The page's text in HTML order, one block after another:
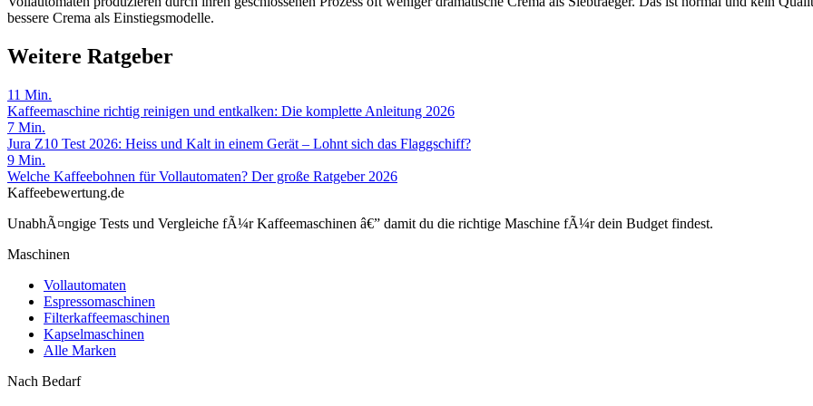
bessere Crema als Einstiegsmodelle.
Weitere Ratgeber
11 Min.
Kaffeemaschine richtig reinigen und entkalken: Die komplette Anleitung 2026
7 Min.
Jura Z10 Test 2026: Heiss und Kalt in einem Gerät – Lohnt sich das Flaggschiff?
9 Min.
Welche Kaffeebohnen für Vollautomaten? Der große Ratgeber 2026
Kaffeebewertung.de
UnabhÃ¤ngige Tests und Vergleiche fÃ¼r Kaffeemaschinen â€” damit du die richtige Maschine fÃ¼r dein Budget findest.
Maschinen
Vollautomaten
Espressomaschinen
Filterkaffeemaschinen
Kapselmaschinen
Alle Marken
Nach Bedarf